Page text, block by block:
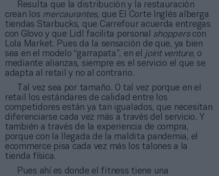
Resulta que la distribución y la restauración
crean los mercaurantes, que El Corte Inglés alberga
tiendas Starbucks, que Carrefour acuerda entregas
con Glovo y que Lidl facilita personal shopperscon
Lola Market. Pues da la sensación de que, ya bien
sea en el modelo “garrapata”, en el
joint venture, o
mediante alianzas, siempre es el servicio el que se
adapta al retail y no al contrario.
Tal vez sea por tamaño. O tal vez porque en el
retail los estándares de calidad entre los
competidores están ya tan igualados, que necesitan
diferenciarse cada vez más a través del servicio. Y
también a través de la experiencia de compra,
porque con la llegada de la maldita pandemia, el
ecommerce pisa cada vez más los talones a la
tienda física.
Pues ahí es donde el fitness tiene una